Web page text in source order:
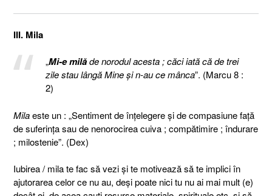
III. Mila
„Mi-e milăde norodul acesta ; căci iată că de trei
zile stau lângă Mine şi n-au ce mânca”. (Marcu 8 :
2)
Milaeste un : „Sentiment de înțelegere și de compasiune față
de suferința sau de nenorocirea cuiva ; compătimire ; îndurare
; milostenie”. (Dex)
Iubirea / mila te fac să vezi şi te motivează să te implici în
ajutorarea celor ce nu au, deşi poate nici tu nu ai mai mult (e)